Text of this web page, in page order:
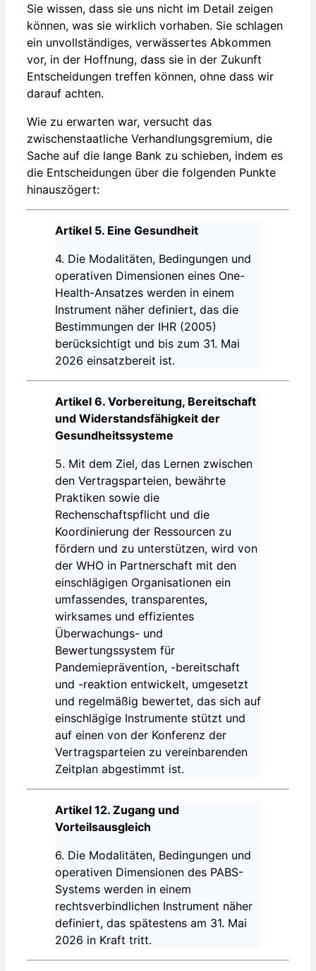
Sie wissen, dass sie uns nicht im Detail zeigen
können, was sie wirklich vorhaben. Sie schlagen
ein unvollständiges, verwässertes Abkommen
vor, in der Hoffnung, dass sie in der Zukunft
Entscheidungen treffen können, ohne dass wir
darauf achten.
Wie zu erwarten war, versucht das
zwischenstaatliche Verhandlungsgremium, die
Sache auf die lange Bank zu schieben, indem es
die Entscheidungen über die folgenden Punkte
hinauszögert:
Artikel 5. Eine Gesundheit
4. Die Modalitäten, Bedingungen und
operativen Dimensionen eines One-
Health-Ansatzes werden in einem
Instrument näher definiert, das die
Bestimmungen der IHR (2005)
berücksichtigt und bis zum 31. Mai
2026 einsatzbereit ist.
Artikel 6. Vorbereitung, Bereitschaft
und Widerstandsfähigkeit der
Gesundheitssysteme
5. Mit dem Ziel, das Lernen zwischen
den Vertragsparteien, bewährte
Praktiken sowie die
Rechenschaftspflicht und die
Koordinierung der Ressourcen zu
fördern und zu unterstützen, wird von
der WHO in Partnerschaft mit den
einschlägigen Organisationen ein
umfassendes, transparentes,
wirksames und effizientes
Überwachungs- und
Bewertungssystem für
Pandemieprävention, -bereitschaft
und -reaktion entwickelt, umgesetzt
und regelmäßig bewertet, das sich auf
einschlägige Instrumente stützt und
auf einen von der Konferenz der
Vertragsparteien zu vereinbarenden
Zeitplan abgestimmt ist.
Artikel 12. Zugang und
Vorteilsausgleich
6. Die Modalitäten, Bedingungen und
operativen Dimensionen des PABS-
Systems werden in einem
rechtsverbindlichen Instrument näher
definiert, das spätestens am 31. Mai
2026 in Kraft tritt.